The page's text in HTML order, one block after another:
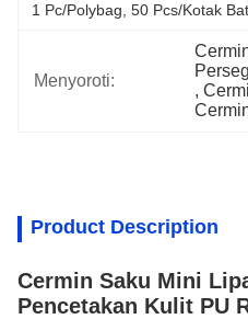
1 Pc/polybag, 50 Pcs/kotak
Menyoroti:
,
Product Description
Cermin Saku Mini
Pencetakan Kulit PU